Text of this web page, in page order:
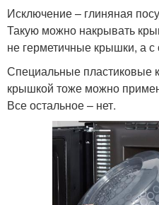
Исключение – глиняная
Такую можно накрывать
не герметичные крышки, а
Специальные пластиковые
крышкой тоже можно
Все остальное – нет.